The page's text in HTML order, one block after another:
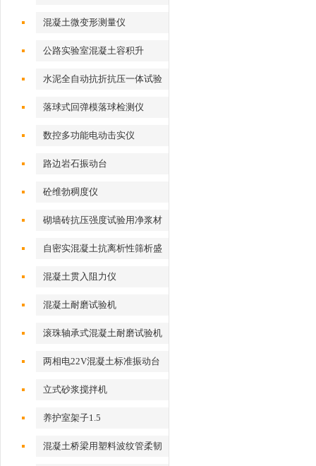
机
混凝土微变形测量仪
公路实验室混凝土容积升
水泥全自动抗折抗压一体试验
落球式回弹模落球检测仪
数控多功能电动击实仪
路边岩石振动台
砼维勃稠度仪
砌墙砖抗压强度试验用净浆材
自密实混凝土抗离析性筛析盛
料器
混凝土贯入阻力仪
混凝土耐磨试验机
滚珠轴承式混凝土耐磨试验机
两相电22V混凝土标准振动台
立式砂浆搅拌机
养护室架子1.5
混凝土桥梁用塑料波纹管柔韧